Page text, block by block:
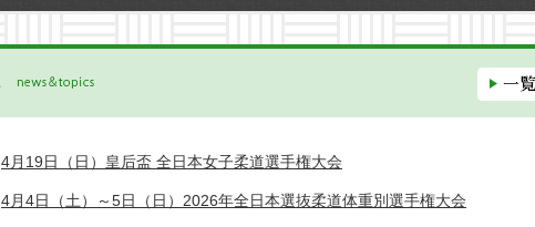
4月19日（日）皇后盃 全日本女子柔道選手権大会
4月4日（土）～5日（日）2026年全日本選抜柔道体重別選手権大会